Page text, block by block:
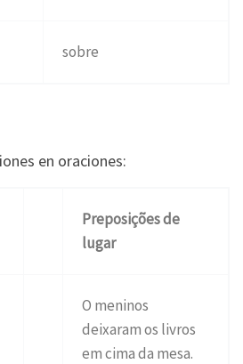
sobre
en oraciones:
Preposições de
lugar
O meninos
deixaram os livros
em cima da mesa.